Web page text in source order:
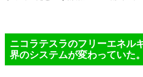
ニコラテスラのフリーエネル
界のシステムが変わっていた。